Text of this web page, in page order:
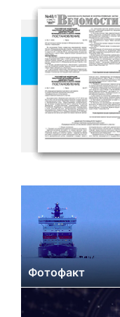
Фотофакт